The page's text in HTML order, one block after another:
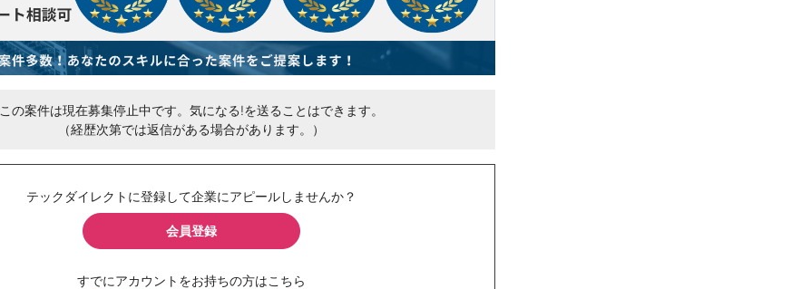
この案件は現在募集停止中です。気になる!を送ることはできます。
（経歴次第では返信がある場合があります。）
テックダイレクトに登録して企業にアピールしませんか？
会員登録
すでにアカウントをお持ちの方はこちら